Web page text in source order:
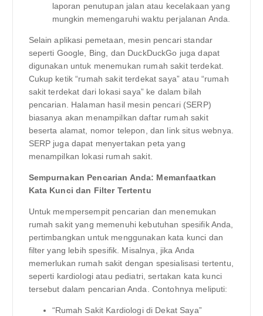
laporan penutupan jalan atau kecelakaan yang
mungkin memengaruhi waktu perjalanan Anda.
Selain aplikasi pemetaan, mesin pencari standar
seperti Google, Bing, dan DuckDuckGo juga dapat
digunakan untuk menemukan rumah sakit terdekat.
Cukup ketik “rumah sakit terdekat saya” atau “rumah
sakit terdekat dari lokasi saya” ke dalam bilah
pencarian. Halaman hasil mesin pencari (SERP)
biasanya akan menampilkan daftar rumah sakit
beserta alamat, nomor telepon, dan link situs webnya.
SERP juga dapat menyertakan peta yang
menampilkan lokasi rumah sakit.
Sempurnakan Pencarian Anda: Memanfaatkan
Kata Kunci dan Filter Tertentu
Untuk mempersempit pencarian dan menemukan
rumah sakit yang memenuhi kebutuhan spesifik Anda,
pertimbangkan untuk menggunakan kata kunci dan
filter yang lebih spesifik. Misalnya, jika Anda
memerlukan rumah sakit dengan spesialisasi tertentu,
seperti kardiologi atau pediatri, sertakan kata kunci
tersebut dalam pencarian Anda. Contohnya meliputi:
“Rumah Sakit Kardiologi di Dekat Saya”